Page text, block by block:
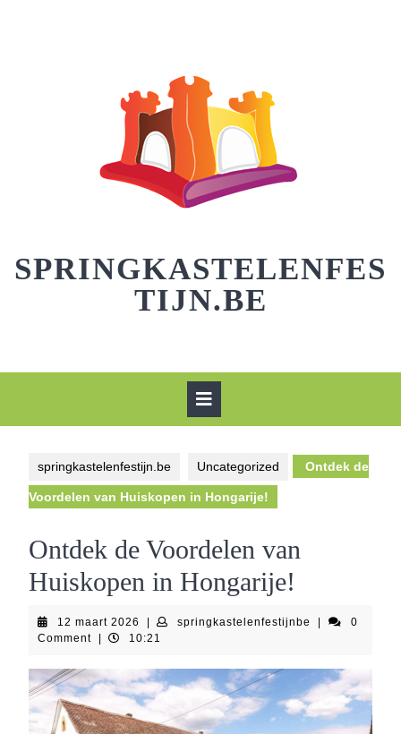
SPRINGKASTELENFES
TIJN.BE
springkastelenfestijn.be Uncategorized Ontdek de
Voordelen van Huiskopen in Hongarije!
Ontdek de Voordelen van
Huiskopen in Hongarije!
12 maart 2026 12
maart
springkastelenfestijnbe
0
Comment
10:21